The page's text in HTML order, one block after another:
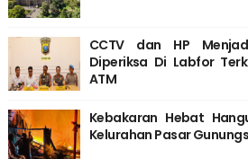
CCTV dan HP
Diperiksa Di Labfor
ATM
Kebakaran Hebat
Kelurahan Pasar